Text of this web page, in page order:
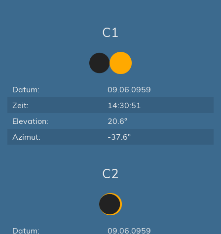
C1
Datum:
09.06.0959
Zeit:
14:30:51
Elevation:
20.6°
Azimut:
-37.6°
C2
Datum: 09.06.0959